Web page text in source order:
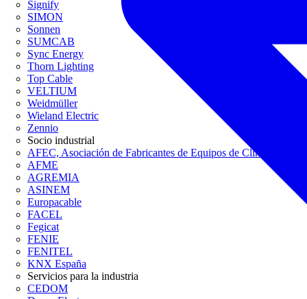
Signify
SIMON
Sonnen
SUMCAB
Sync Energy
Thorn Lighting
Top Cable
VELTIUM
Weidmüller
Wieland Electric
Zennio
Socio industrial
AFEC, Asociación de Fabricantes de Equipos de Climatización
AFME
AGREMIA
ASINEM
Europacable
FACEL
Fegicat
FENIE
FENITEL
KNX España
Servicios para la industria
CEDOM